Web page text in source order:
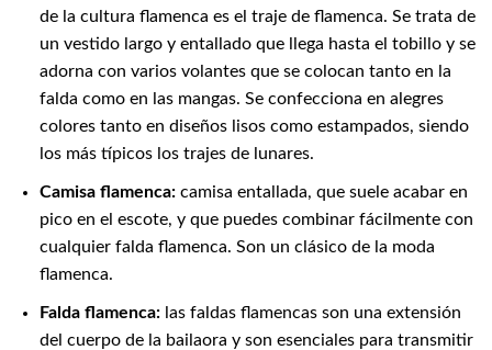
de la cultura flamenca es el traje de flamenca. Se trata de
un vestido largo y entallado que llega hasta el tobillo y se
adorna con varios volantes que se colocan tanto en la
falda como en las mangas. Se confecciona en alegres
colores tanto en diseños lisos como estampados, siendo
los más típicos los trajes de lunares.
Camisa flamenca: camisa entallada, que suele acabar en
pico en el escote, y que puedes combinar fácilmente con
cualquier falda flamenca. Son un clásico de la moda
flamenca.
Falda flamenca:las faldas flamencas son una extensión
del cuerpo de la bailaora y son esenciales para transmitir